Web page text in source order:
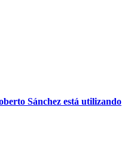
Sánchez está utilizando